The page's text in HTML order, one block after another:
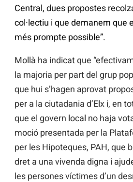
Central, dues propostes
col·lectiu i que demanem que
més prompte possible”.
Mollà ha indicat que
la majoria per part del grup
que hui s’hagen aprovat
per a la ciutadania d’Elx i, en
que el govern local no haja
moció presentada per la
per les Hipoteques, PAH, que
dret a una vivenda digna i
les persones víctimes d’un